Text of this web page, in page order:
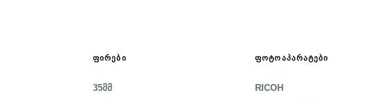
ᲤᲘᲠᲔᲑᲘ
35მმ
ᲤᲝᲢᲝᲐᲞᲐᲠᲐᲢᲔᲑᲘ
RICOH